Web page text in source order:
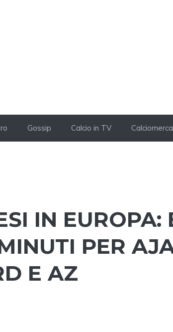
Gossip Calcio in TV
IN EUROPA:
PER
E AZ